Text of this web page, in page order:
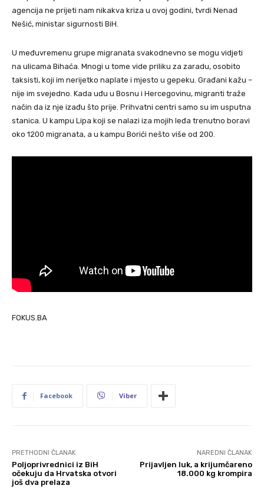
agencija ne prijeti nam nikakva kriza u ovoj godini, tvrdi Nenad
Nešić, ministar sigurnosti BiH.
U međuvremenu grupe migranata svakodnevno se mogu vidjeti
na ulicama Bihaća. Mnogi u tome vide priliku za zaradu, osobito
taksisti, koji im nerijetko naplate i mjesto u gepeku. Građani kažu –
nije im svejedno. Kada uđu u Bosnu i Hercegovinu, migranti traže
način da iz nje izađu što prije. Prihvatni centri samo su im usputna
stanica. U kampu Lipa koji se nalazi iza mojih leđa trenutno boravi
oko 1200 migranata, a u kampu Borići nešto više od 200.
FOKUS.BA
Facebook Viber
PRETHODNI ČLANAK
Poljoprivrednici iz BiH
očekuju da Hrvatska otvori
još dva prelaza
NAREDNI ČLANAK
Prijavljen luk, a krijumčareno
18.000 kg krompira